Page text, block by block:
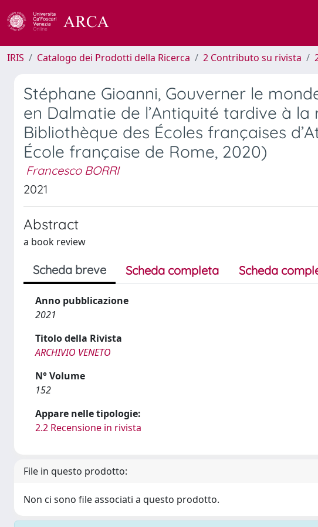
IRIS Catalogo dei Prodotti della Ricerca 2 Contributo su rivista
Stéphane Gioanni, Gouverner le
en Dalmatie de l’Antiquité tardive à la
Bibliothèque des Écoles françaises
École française de Rome, 2020)
Francesco BORRI
2021
Abstract
a book review
Scheda breve Scheda completa Scheda
Anno pubblicazione
2021
Titolo della Rivista
ARCHIVIO VENETO
N° Volume
152
Appare nelle tipologie:
2.2 Recensione in rivista
File in questo prodotto:
Non ci sono file associati a questo prodotto.